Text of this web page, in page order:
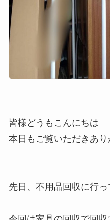
皆様どうもこんにちは
本日もご覧いただきあ
先日、不用品回収に行